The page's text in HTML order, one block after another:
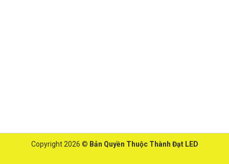
Copyright 2026 © Bản Quyền Thuộc Thành Đạt LED